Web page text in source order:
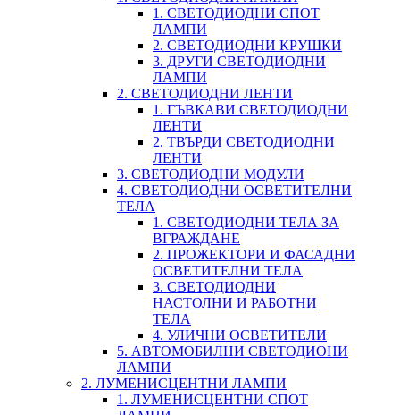
1. СВЕТОДИОДНИ СПОТ
ЛАМПИ
2. СВЕТОДИОДНИ КРУШКИ
3. ДРУГИ СВЕТОДИОДНИ
ЛАМПИ
2. СВЕТОДИОДНИ ЛЕНТИ
1. ГЪВКАВИ СВЕТОДИОДНИ
ЛЕНТИ
2. ТВЪРДИ СВЕТОДИОДНИ
ЛЕНТИ
3. СВЕТОДИОДНИ МОДУЛИ
4. СВЕТОДИОДНИ ОСВЕТИТЕЛНИ
ТЕЛА
1. СВЕТОДИОДНИ ТЕЛА ЗА
ВГРАЖДАНЕ
2. ПРОЖЕКТОРИ И ФАСАДНИ
ОСВЕТИТЕЛНИ ТЕЛА
3. СВЕТОДИОДНИ
НАСТОЛНИ И РАБОТНИ
ТЕЛА
4. УЛИЧНИ ОСВЕТИТЕЛИ
5. АВТОМОБИЛНИ СВЕТОДИОНИ
ЛАМПИ
2. ЛУМЕНИСЦЕНТНИ ЛАМПИ
1. ЛУМЕНИСЦЕНТНИ СПОТ